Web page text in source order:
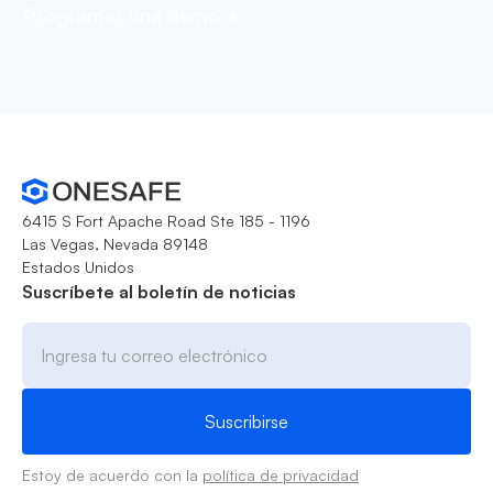
6415 S Fort Apache Road Ste 185 - 1196
Las Vegas, Nevada 89148
Estados Unidos
Suscríbete al boletín de noticias
Estoy de acuerdo con la política de privacidad